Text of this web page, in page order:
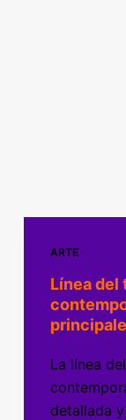
ARTE
Línea del
La línea
detallada